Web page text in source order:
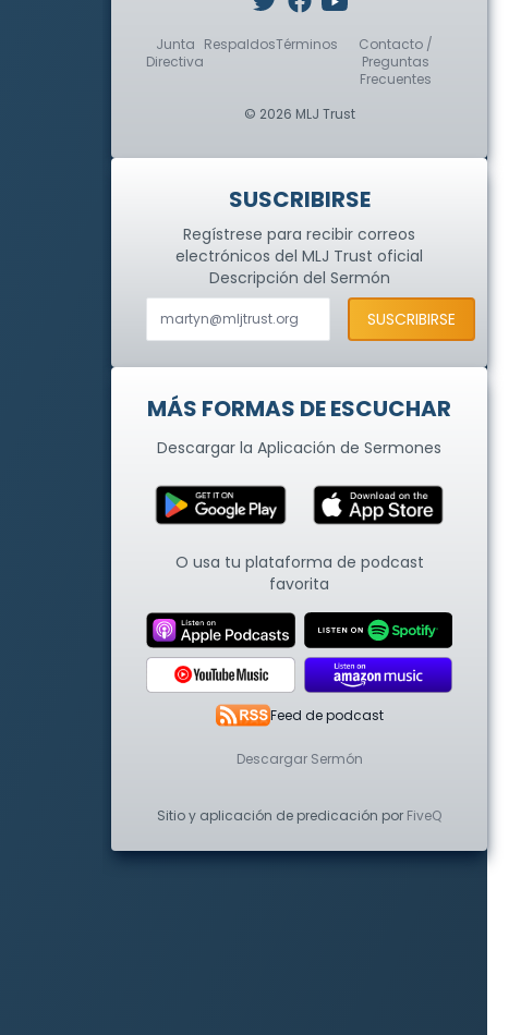
Junta
Directiva
RespaldosTérminos
Contacto /
Preguntas
Frecuentes
© 2026 MLJ Trust
SUSCRIBIRSE
Regístrese para recibir correos
electrónicos del MLJ Trust oficial
Descripción del Sermón
MÁS FORMAS DE ESCUCHAR
Descargar la Aplicación de Sermones
O usa tu plataforma de podcast
favorita
Feed de podcast
Descargar Sermón
Sitio y aplicación de predicación por FiveQ